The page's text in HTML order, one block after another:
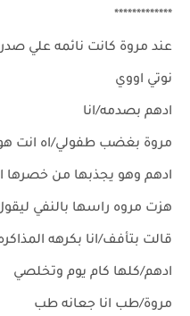
*************
عند مروة كانت نائمه علي
نوتي اووي
ادهم بصدمه/انا
مروة بغضب طفولي/اه انت
ادهم وهو يجذبها من خصرها
هزت مروه راسها بالنفي
قالت بتأفف/انا بكرهه
ادهم/كلها كام يوم وتخلصي
مروة/طب انا جعانه طب